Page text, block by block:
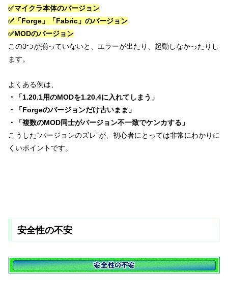
✅マイクラ本体のバージョン
✅「Forge」「Fabric」のバージョン
✅MODのバージョン
この3つが揃っていないと、エラーが出たり、起動しなかったりし
ます。
よくある例は、
・「1.20.1用のMODを1.20.4に入れてしまう」
・「Forgeのバージョンだけ古いまま」
・「複数のMOD同士がバージョン不一致でケンカする」
こうした“バージョンのズレ”が、初心者にとっては非常にわかりに
くいポイントです。
安全性の不安